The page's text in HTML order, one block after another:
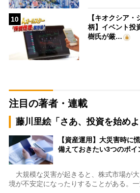
10
【キオクシア
柄】イベント投
樹氏が厳…
注目の著者・連載
藤川里絵「さあ、投資を始めよ
【資産運用】大災害時に
備えておきたい3つのポ
大規模な災害が起きると、株式市場が
境が不安定になったりすることがある。